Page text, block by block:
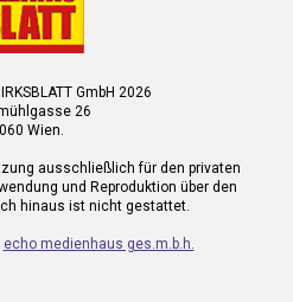
GmbH 2026
26
Wien.
ausschließlich für den privaten
und Reproduktion über den
hinaus ist nicht gestattet.
echo medienhaus ges.m.b.h.